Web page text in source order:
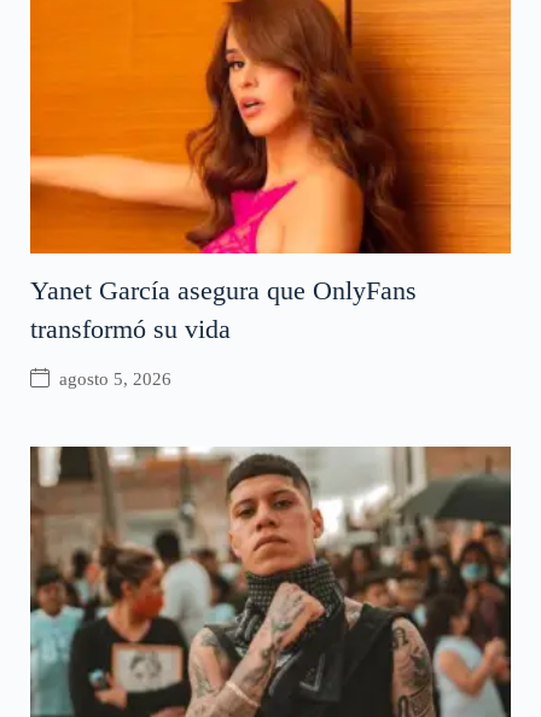
Yanet García asegura que OnlyFans
transformó su vida
agosto 5, 2026